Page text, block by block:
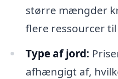
større mængder
flere ressourcer
Type af jord:
afhængigt af,